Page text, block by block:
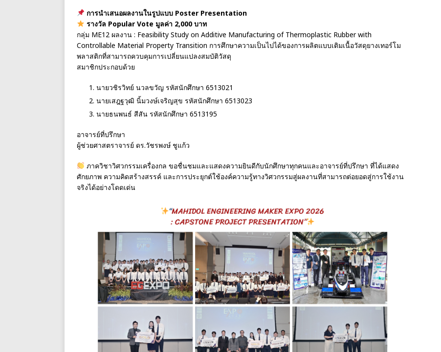
การนำเสนอผลงานในรูปแบบ Poster Presentation
รางวัล Popular Vote มูลค่า 2,000 บาท
กลุ่ม ME12 ผลงาน : Feasibility Study on Additive Manufacturing of Thermoplastic Rubber with
Controllable Material Property Transition การศึกษาความเป็นไปได้ของการผลิตแบบเติมเนื้อวัสดุยางเทอร์โม
พลาสติกที่สามารถควบคุมการเปลี่ยนแปลงสมบัติวัสดุ
สมาชิกประกอบด้วย
นายวชิรวิทย์ นวลขวัญ รหัสนักศึกษา 6513021
นายเสฎฐวุฒิ นิ้มวงษ์เจริญสุข รหัสนักศึกษา 6513023
นายธนพนธ์ สีสัน รหัสนักศึกษา 6513195
อาจารย์ที่ปรึกษา
ผู้ช่วยศาสตราจารย์ ดร.วัชรพงษ์ ชูแก้ว
ภาควิชาวิศวกรรมเครื่องกล ขอชื่นชมและแสดงความยินดีกับนักศึกษาทุกคนและอาจารย์ที่ปรึกษา ที่ได้แสดง
ศักยภาพ ความคิดสร้างสรรค์ และการประยุกต์ใช้องค์ความรู้ทางวิศวกรรมสู่ผลงานที่สามารถต่อยอดสู่การใช้งาน
จริงได้อย่างโดดเด่น